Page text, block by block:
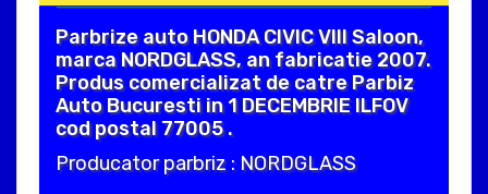
Parbrize auto HONDA CIVIC VIII Saloon,
marca NORDGLASS, an fabricatie 2007.
Produs comercializat de catre Parbiz
Auto Bucuresti in 1 DECEMBRIE ILFOV
cod postal 77005 .
Producator parbriz : NORDGLASS